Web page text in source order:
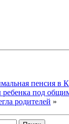
пенсия в
ребенка под
родителей »